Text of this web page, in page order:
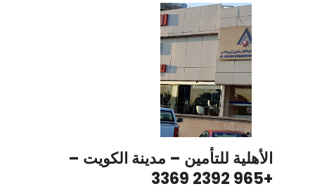
الأهلية للتأمين – مدينة الكويت –
+965 2392 3369